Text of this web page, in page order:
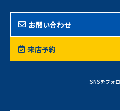
お問い合わせ
来店予約
SNSをフォ